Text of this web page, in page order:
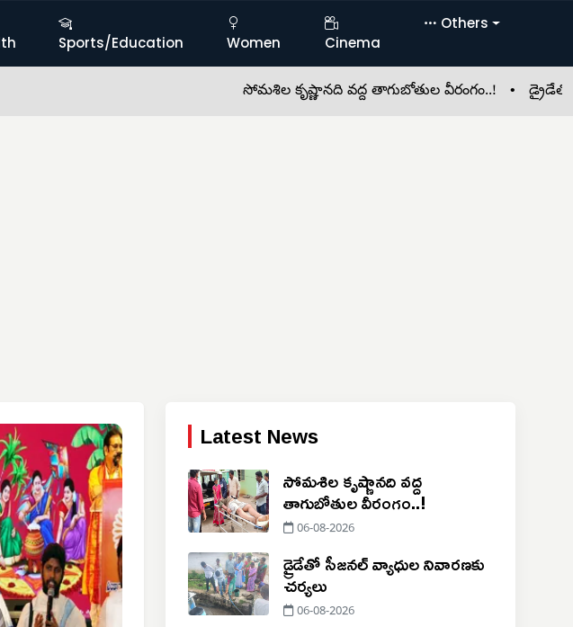
Sports/Education Women Cinema
Others
సోమశిల కృష్ణానది వద్ద తాగుబోతుల వీరంగం..! •డ్రైడేతో సీజనల్
Latest News
సోమశిల కృష్ణానది వద్ద
తాగుబోతుల వీరంగం..!
06-08-2026
డ్రైడేతో సీజనల్ వ్యాధుల నివారణకు
చర్యలు
06-08-2026